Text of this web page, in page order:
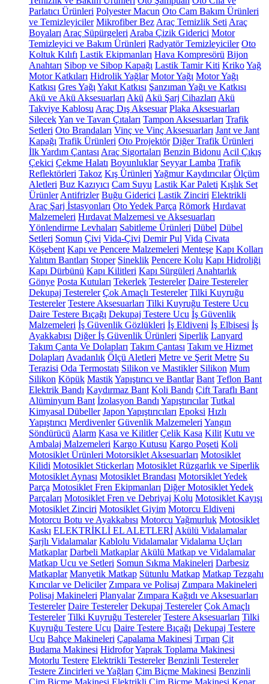
Parlatıcı Ürünleri Polyester Macun Oto Cam Bakım Ürünleri
ve Temizleyiciler Mikrofiber Bez Araç Temizlik Seti Araç
Boyaları Araç Süpürgeleri Araba Çizik Giderici Motor
Temizleyici ve Bakım Ürünleri Radyatör Temizleyiciler Oto
Koltuk Kılıfı Lastik Ekipmanları Hava Kompresörü Bijon
Anahtarı Sibop ve Sibop Kapağı Lastik Tamir Kiti KrikoYağ
Motor Katkıları Hidrolik Yağlar Motor Yağı Motor Yağı
Katkısı Gres Yağı Yakıt Katkısı Şanzıman Yağı ve Katkısı
Akü ve Akü Aksesuarları Akü Akü Şarj Cihazları Akü
Takviye Kablosu Araç Dış Aksesuar Plaka Aksesuarları
SilecekYan ve Tavan Çıtaları Tampon Aksesuarları Trafik
Setleri Oto Brandaları Vinç ve Vinç Aksesuarları Jant ve Jant
Kapağı Trafik Ürünleri Oto Projektör Diğer Trafik Ürünleri
İlk Yardım Çantası Araç Sigortaları Benzin Bidonu Acil Çıkış
Çekici Çekme Halatı Boyunluklar Seyyar Lamba Trafik
Reflektörleri Takoz Kış Ürünleri Yağmur Kaydırıcılar Ölçüm
Aletleri Buz Kazıyıcı Cam Suyu Lastik Kar Paleti Kışlık Set
Ürünler Antifrizler Buğu Giderici Lastik Zinciri Elektrikli
Araç Şarj İstasyonları Oto Yedek Parça Römork Hırdavat
Malzemeleri Hırdavat Malzemesi ve Aksesuarları
Yönlendirme Levhaları Sabitleme Ürünleri Dübel Dübel
Setleri Somun Çivi Vida-Çivi Demir Pul Vida Civata
Köşebent Kapı ve Pencere Malzemeleri Menteşe Kapı Kolları
Yalıtım Bantları Stoper Sineklik Pencere Kolu Kapı Hidroliği
Kapı Dürbünü Kapı Kilitleri Kapı Sürgüleri Anahtarlık
Gönye Posta Kutuları Tekerlek Testereler Daire Testereler
Dekupaj Testereler Çok Amaçlı Testereler Tilki Kuyruğu
Testereler Testere Aksesuarları Tilki Kuyruğu Testere Ucu
Daire Testere Bıçağı Dekupaj Testere Ucu İş Güvenlik
Malzemeleri İş Güvenlik Gözlükleri İş Eldiveni İş Elbisesi İş
Ayakkabısı Diğer İş Güvenlik Ürünleri Siperlik Lanyard
Takım Çanta Ve Dolapları Takım Çantası Takım ve Hizmet
Dolapları Avadanlık Ölçü Aletleri Metre ve Şerit Metre Su
Terazisi Oda Termostatı Silikon ve Mastikler Silikon Mum
Silikon Köpük MastikYapıştırıcı ve Bantlar Bant Teflon Bant
Elektrik Bandı Kaydırmaz Bant Koli Bandı Çift Taraflı Bant
Alüminyum Bant İzolasyon Bandı Yapıştırıcılar Tutkal
Kimyasal Dübeller Japon Yapıştırıcıları Epoksi Hızlı
Yapıştırıcı Merdivenler Güvenlik Malzemeleri Yangın
Söndürücü Alarm Kasa ve Kilitler Çelik Kasa Kilit Kutu ve
Ambalaj Malzemeleri Kargo Kutusu Kargo Poşeti Koli
Motosiklet Ürünleri Motorsiklet Aksesuarları Motosiklet
Kilidi Motosiklet Stickerları Motosiklet Rüzgarlık ve Siperlik
Motosiklet Aynası Motosiklet Brandası Motorsiklet Yedek
Parça Motosiklet Fren Ekipmanları Diğer Motosiklet Yedek
Parçaları Motosiklet Fren ve Debriyaj Kolu Motosiklet Kayışı
Motosiklet Zinciri Motosiklet Giyim Motorcu Eldiveni
Motorcu Botu ve Ayakkabısı Motorcu Yağmurluk Motosiklet
Kaskı ELEKTRİKLİ EL ALETLERİ Akülü Vidalamalar
Şarjlı Vidalamalar Kablolu Vidalamalar Vidalama Uçları
Matkaplar Darbeli Matkaplar Akülü Matkap ve Vidalamalar
Matkap Ucu ve Setleri Somun Sıkma Makineleri Darbesiz
Matkaplar Manyetik Matkap Sütunlu Matkap Matkap Tezgahı
Kırıcılar ve Deliciler Zımpara ve Polisaj Zımpara Makineleri
Polisaj Makineleri Planyalar Zımpara Kağıdı ve Aksesuarları
Testereler Daire Testereler Dekupaj Testereler Çok Amaçlı
Testereler Tilki Kuyruğu Testereler Testere Aksesuarları Tilki
Kuyruğu Testere Ucu Daire Testere Bıçağı Dekupaj Testere
Ucu Bahçe Makineleri Çapalama Makinesi Tırpan Çit
Budama Makinesi HidroforYaprak Toplama Makinesi
Motorlu Testere Elektrikli Testereler Benzinli Testereler
Testere Zincirleri ve Yağları Çim Biçme Makinesi Benzinli
Çim Biçme Makinesi Elektrikli Çim Biçme Makinesi Kenar